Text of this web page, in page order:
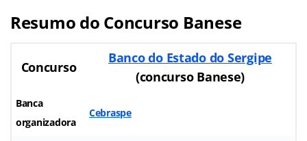
Resumo do Concurso Banese
Concurso
Banco do Estado do Sergipe
(concurso Banese)
Banca
organizadora
Cebraspe